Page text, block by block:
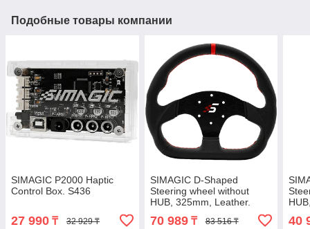
Подобные товары компании
SIMAGIC P2000 Haptic
Control Box. S436
27 990 ₸ 32 929 ₸
SIMAGIC D-Shaped
Steering wheel without
HUB, 325mm, Leather.
70 989₸ 83 516 ₸ 40